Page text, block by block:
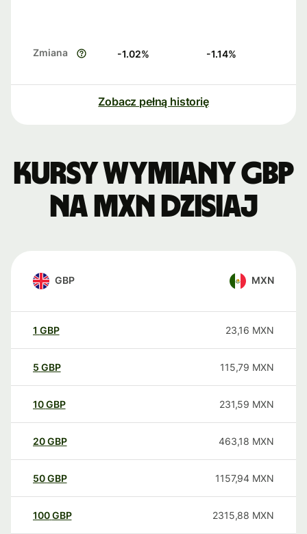
Zmiana -1.02% -1.14%
Zobacz pełną historię
Kursy wymiany GBP
na MXN dzisiaj
GBP MXN
1 GBP 23,16 MXN
5 GBP 115,79 MXN
10GBP 231,59 MXN
20GBP 463,18 MXN
50GBP 1157,94 MXN
100GBP 2315,88 MXN